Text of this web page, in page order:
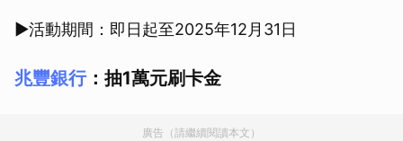
▶活動期間：即日起至2025年12月31日
兆豐銀行：抽1萬元刷卡金
廣告（請繼續閱讀本文）